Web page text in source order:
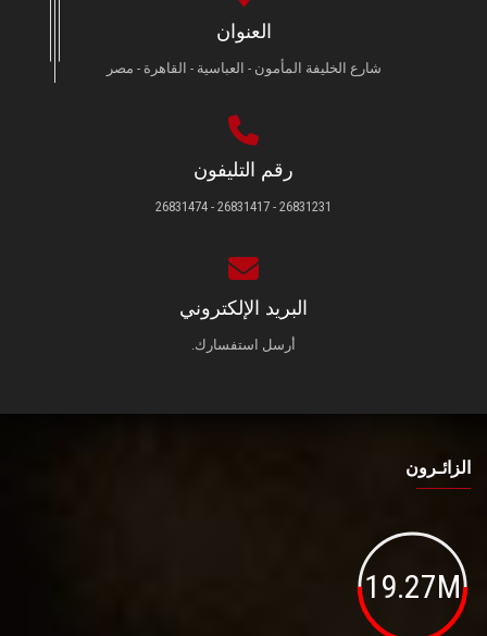
العنوان
شارع الخليفة المأمون - العباسية - القاهرة - مصر
رقم التليفون
26831231 - 26831417 - 26831474
البريد الإلكتروني
أرسل استفسارك.
الزائـرون
19.27M